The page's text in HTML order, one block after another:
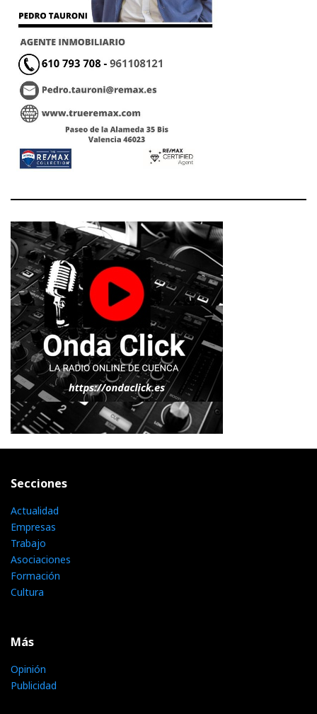
Secciones
Actualidad
Empresas
Trabajo
Asociaciones
Formación
Cultura
Más
Opinión
Publicidad